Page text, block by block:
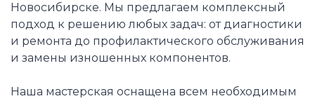
Новосибирске. Мы предлагаем комплексный
подход к решению любых задач: от диагностики
и ремонта до профилактического обслуживания
и замены изношенных компонентов.
Наша мастерская оснащена всем необходимым